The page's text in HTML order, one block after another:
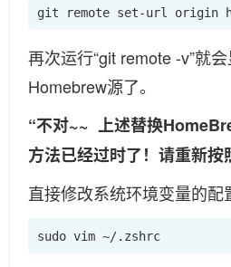
git remote set-url origin
再次运行“git remote -v”就
Homebrew源了。
“不对~~ 上述替换
方法已经过时了！请重新按
直接修改系统环境变量的配
sudo vim ~/.zshrc